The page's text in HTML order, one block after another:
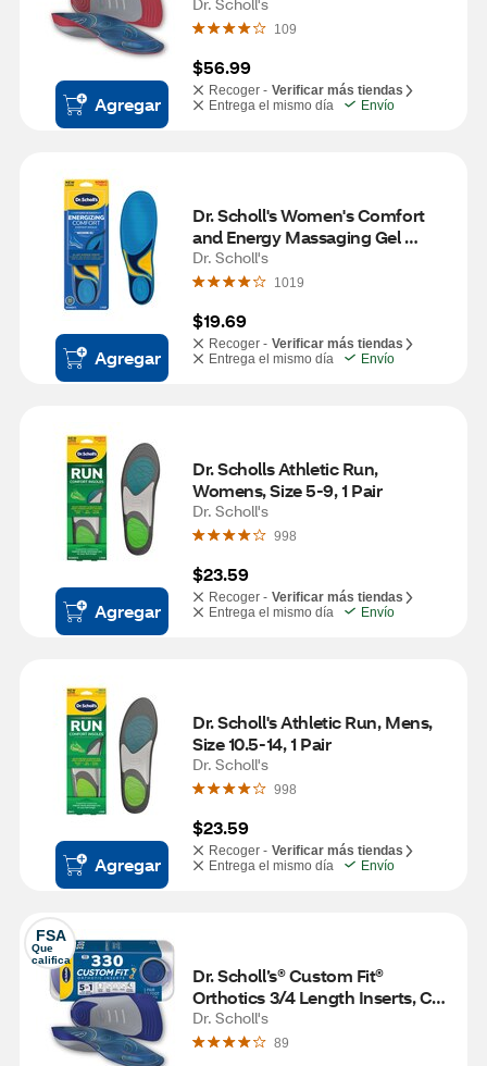
Agregar
410, Insoles Fit Men & Womens
Shoes
109
$56.99
Recoger - Verificar más tiendas
Entrega el mismo día
Envío
Agregar
Dr. Scholl's Women's Comfort
and Energy Massaging Gel
Insoles, Size 6-10, 1 pair
Dr. Scholl's
1019
$19.69
Recoger - Verificar más tiendas
Entrega el mismo día
Envío
Agregar
Dr. Scholls Athletic Run,
Womens, Size 5-9, 1 Pair
Dr. Scholl's
998
$23.59
Recoger - Verificar más tiendas
Entrega el mismo día
Envío
Agregar
Dr. Scholl's Athletic Run, Mens,
Size 10.5-14, 1 Pair
Dr. Scholl's
998
$23.59
Recoger - Verificar más tiendas
Entrega el mismo día
Envío
FSA
Que
califica
Dr. Scholl’s® Custom Fit®
Orthotics 3/4 Length Inserts, CF
330, Insoles Fit Men & Womens
Shoes
Dr. Scholl's
89